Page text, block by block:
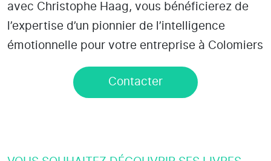
avec Christophe Haag, vous bénéficierez de
l’expertise d’un pionnier de l’intelligence
émotionnelle pour votre entreprise à Colomiers
Contacter